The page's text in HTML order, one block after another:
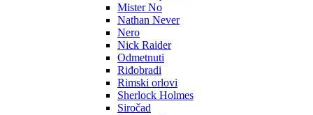
Mister No
Nathan Never
Nero
Nick Raider
Odmetnuti
Riđobradi
Rimski orlovi
Sherlock Holmes
Siročad